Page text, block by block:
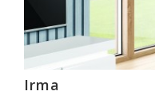
Irma